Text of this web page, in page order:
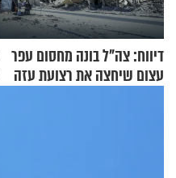
דיווח: צה"ל בונה מחסום עפר
עצום שיחצה את רצועת עזה